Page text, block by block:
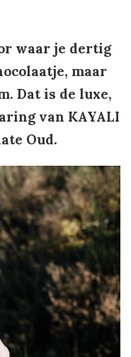
waar je dertig
maar
Dat is de luxe,
van KAYALI
Oud.